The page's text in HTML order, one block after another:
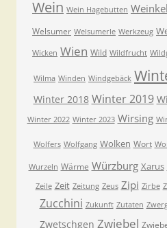
Wein Wein Hagebutten
Welsumer Welsumerle Werkzeug
Wicken Wien Wild Wildfrucht
Wilma Winden Windgebäck
Winter 2018 Winter 2019
Winter 2022 Winter 2023 Wirsing
Wolfers Wolfgang Wolken Wort
Wurzeln Wärme Würzburg Xarus
Zeile Zeit Zeitung Zeus Zipi Zirbe
Zucchini Zukunft Zutaten
Zwetschgen Zwiebel